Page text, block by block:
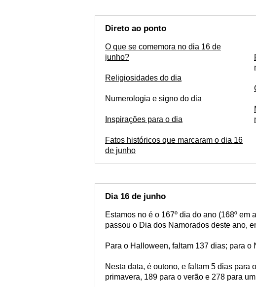
regem o dia 16 de junho, as
e nascimento de figuras
Direto ao ponto
O que se comemora no dia 16 de
junho?
Religiosidades do dia
Numerologia e signo do dia
Inspirações para o dia
Fatos históricos que marcaram o dia 16
de junho
Dia 16 de junho
Estamos no é o 167º dia do ano (168º em
passou o Dia dos Namorados deste ano,
Para o Halloween, faltam 137 dias; para o
Nesta data, é outono, e faltam 5 dias para
primavera, 189 para o verão e 278 para